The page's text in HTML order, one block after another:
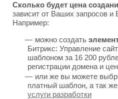
Сколько будет цена
зависит от Ваших запросов
Например:
можно создать
Битрикс: Управление
шаблоном за 16 200
регистрации домена и
или же вы можете
платный шаблон, а так же
услуги разработки